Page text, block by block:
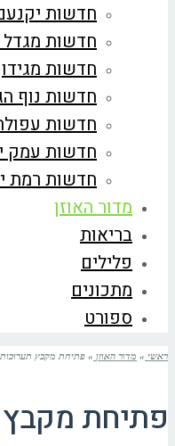
חדשות
חדשות
חדשות מגידו
חדשות נוף
חדשות
חדשות עמק
חדשות רמת
מדור האוזן
בריאות
פלילים
מתכונים
ספורט
ראשי » מדור האוזן » פתיחת מקבץ
פתיחת